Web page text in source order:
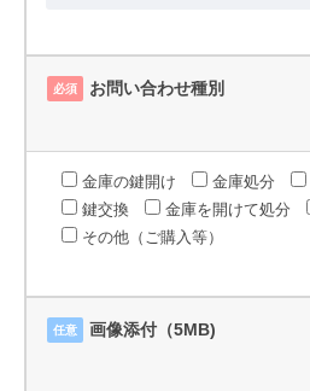
必須 お問い合わせ種別
金庫の鍵開け 金庫処分
鍵交換
金庫を開けて処分
その他（ご購入等）
任意 画像添付（5MB)